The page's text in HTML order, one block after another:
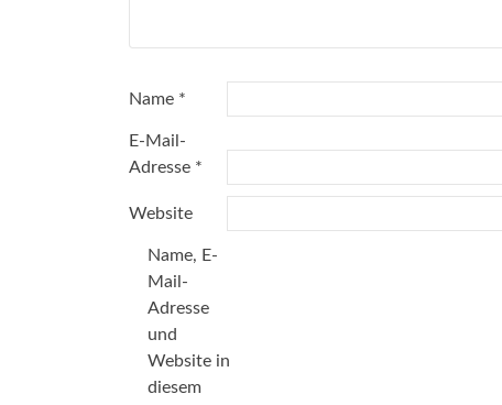
Name *
E-Mail-
Adresse *
Website
Name, E-
Mail-
Adresse
und
Website in
diesem